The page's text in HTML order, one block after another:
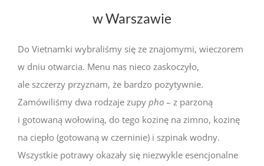
w Warszawie
Do Vietnamki wybraliśmy się ze znajomymi, wieczorem
w dniu otwarcia. Menu nas nieco zaskoczyło,
ale szczerzy przyznam, że bardzo pozytywnie.
Zamówiliśmy dwa rodzaje zupy pho – z parzoną
i gotowaną wołowiną, do tego kozinę na zimno, kozinę
na ciepło (gotowaną w czerninie) i szpinak wodny.
Wszystkie potrawy okazały się niezwykle esencjonalne